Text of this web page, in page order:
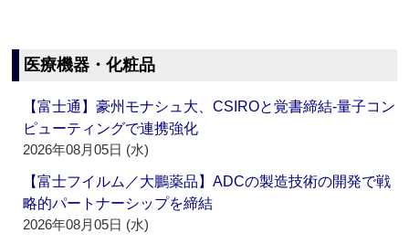
医療機器・化粧品
【富士通】豪州モナシュ大、CSIROと覚書締結‐量子コン
ピューティングで連携強化
2026年08月05日 (水)
【富士フイルム／大鵬薬品】ADCの製造技術の開発で戦
略的パートナーシップを締結
2026年08月05日 (水)